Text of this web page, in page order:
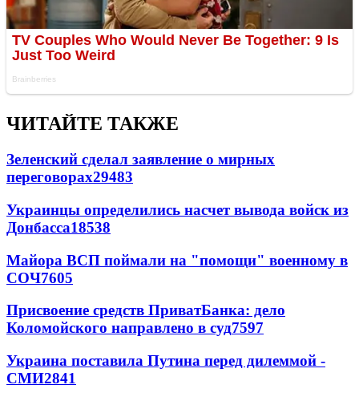
ЧИТАЙТЕ ТАКЖЕ
Зеленский сделал заявление о мирных
переговорах29483
Украинцы определились насчет вывода войск из
Донбасса18538
Майора ВСП поймали на "помощи" военному в
СОЧ7605
Присвоение средств ПриватБанка: дело
Коломойского направлено в суд7597
Украина поставила Путина перед дилеммой -
СМИ2841